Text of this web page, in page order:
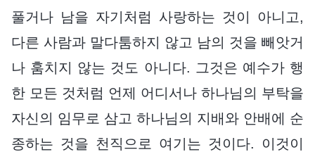
풀거나 남을 자기처럼 사랑하는 것이 아니고,
다른 사람과 말다툼하지 않고 남의 것을 빼앗거
나 훔치지 않는 것도 아니다. 그것은 예수가 행
한 모든 것처럼 언제 어디서나 하나님의 부탁을
자신의 임무로 삼고 하나님의 지배와 안배에 순
종하는 것을 천직으로 여기는 것이다. 이것이